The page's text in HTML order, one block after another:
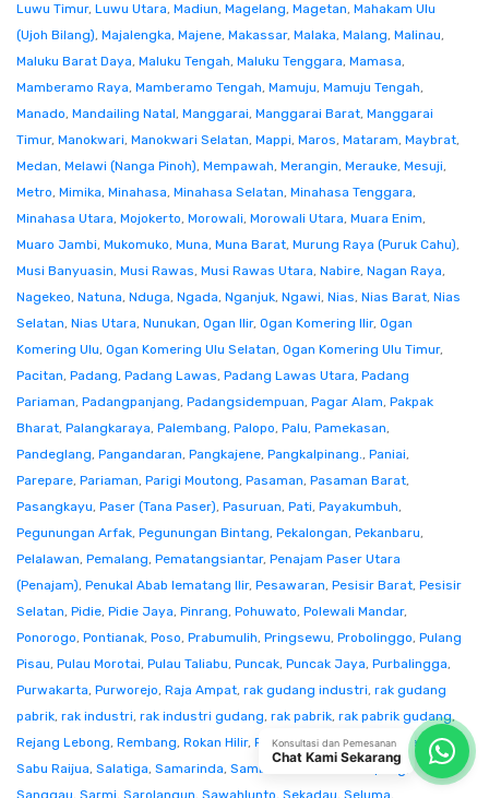
Luwu Timur, Luwu Utara, Madiun, Magelang, Magetan, Mahakam Ulu
(Ujoh Bilang), Majalengka, Majene, Makassar, Malaka, Malang, Malinau,
Maluku Barat Daya, Maluku Tengah, Maluku Tenggara, Mamasa,
Mamberamo Raya, Mamberamo Tengah, Mamuju, Mamuju Tengah,
Manado, Mandailing Natal, Manggarai, Manggarai Barat, Manggarai
Timur, Manokwari, Manokwari Selatan, Mappi, Maros, Mataram, Maybrat,
Medan, Melawi (Nanga Pinoh), Mempawah, Merangin, Merauke, Mesuji,
Metro, Mimika, Minahasa, Minahasa Selatan, Minahasa Tenggara,
Minahasa Utara, Mojokerto, Morowali, Morowali Utara, Muara Enim,
Muaro Jambi, Mukomuko, Muna, Muna Barat, Murung Raya (Puruk Cahu),
Musi Banyuasin, Musi Rawas, Musi Rawas Utara, Nabire, Nagan Raya,
Nagekeo, Natuna, Nduga, Ngada, Nganjuk, Ngawi, Nias, Nias Barat, Nias
Selatan, Nias Utara, Nunukan, Ogan Ilir, Ogan Komering Ilir, Ogan
Komering Ulu, Ogan Komering Ulu Selatan, Ogan Komering Ulu Timur,
Pacitan, Padang, Padang Lawas, Padang Lawas Utara, Padang
Pariaman, Padangpanjang, Padangsidempuan, Pagar Alam, Pakpak
Bharat, Palangkaraya, Palembang, Palopo, Palu, Pamekasan,
Pandeglang, Pangandaran, Pangkajene, Pangkalpinang., Paniai,
Parepare, Pariaman, Parigi Moutong, Pasaman, Pasaman Barat,
Pasangkayu, Paser (Tana Paser), Pasuruan, Pati, Payakumbuh,
Pegunungan Arfak, Pegunungan Bintang, Pekalongan, Pekanbaru,
Pelalawan, Pemalang, Pematangsiantar, Penajam Paser Utara
(Penajam), Penukal Abab lematang Ilir, Pesawaran, Pesisir Barat, Pesisir
Selatan, Pidie, Pidie Jaya, Pinrang, Pohuwato, Polewali Mandar,
Ponorogo, Pontianak, Poso, Prabumulih, Pringsewu, Probolinggo, Pulang
Pisau, Pulau Morotai, Pulau Taliabu, Puncak, Puncak Jaya, Purbalingga,
Purwakarta, Purworejo, Raja Ampat, rak gudang industri, rak gudang
pabrik, rak industri, rak industri gudang, rak pabrik, rak pabrik gudang,
Rejang Lebong, Rembang, Rokan Hilir, Rokan Hulu,Rote Ndao, Sabang,
Sabu Raijua, Salatiga, Samarinda, Sambas Sampang
Sanggau Sarmi Sarolangun Sawahlunto Sekadau Seluma
Konsultasi dan Pemesanan
Chat Kami Sekarang